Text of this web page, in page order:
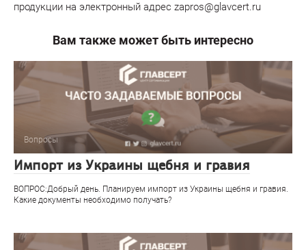
продукции на электронный адрес zapros@glavcert.ru
Вам также может быть интересно
Вопросы
Импорт из Украины щебня и гравия
ВОПРОС:Добрый день. Планируем импорт из Украины щебня и гравия.
Какие документы необходимо получать?